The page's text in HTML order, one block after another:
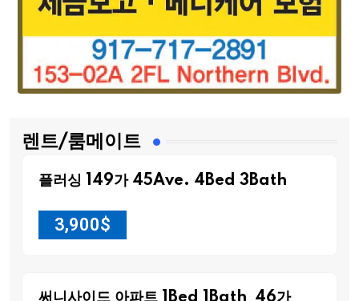
렌트/룸메이트
플러싱 149가 45Ave. 4Bed 3Bath
3,900$
써니사이드 아파트 1Bed 1Bath 46가